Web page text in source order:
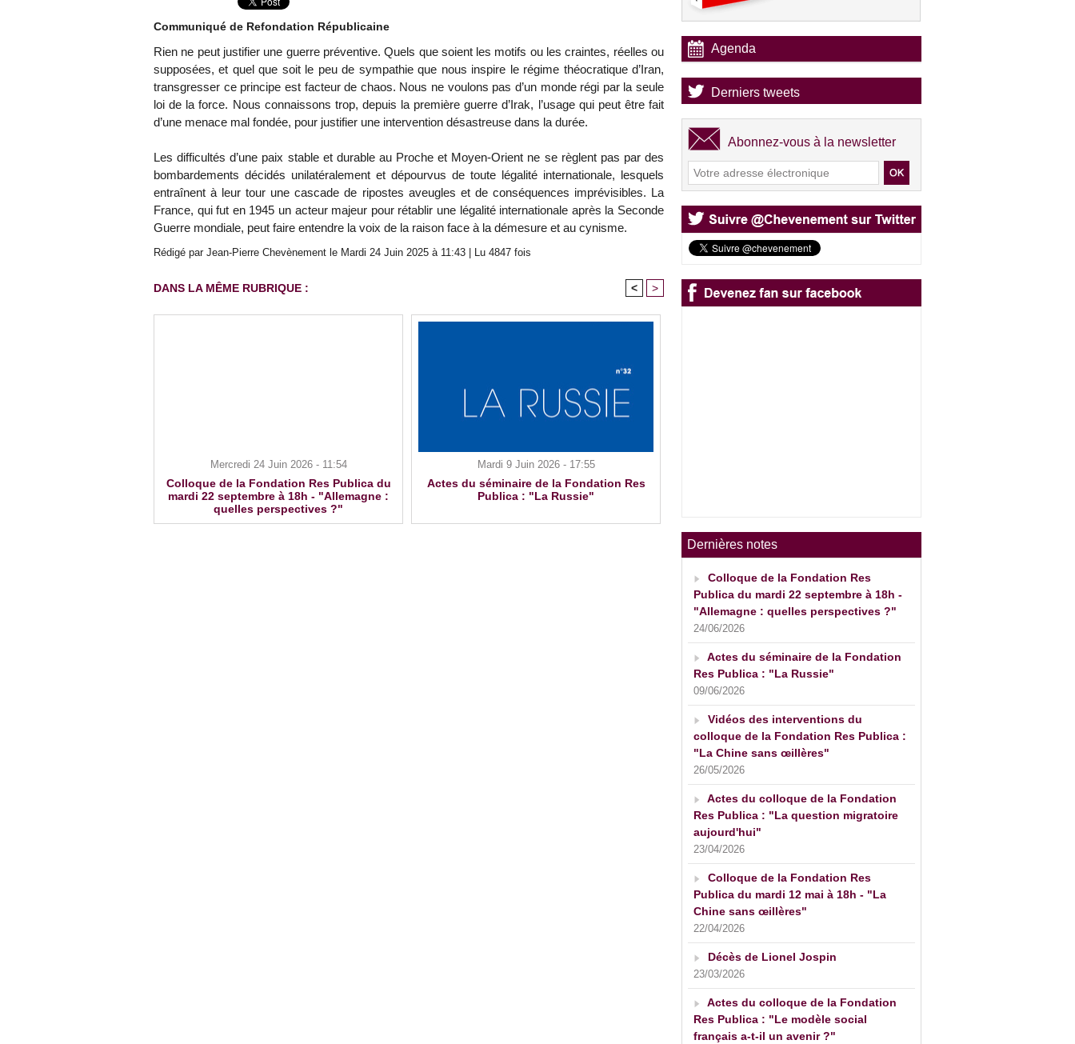
Communiqué de Refondation Républicaine
Rien ne peut justifier une guerre préventive. Quels que soient les motifs ou les craintes, réelles ou
supposées, et quel que soit le peu de sympathie que nous inspire le régime théocratique d’Iran,
transgresser ce principe est facteur de chaos. Nous ne voulons pas d’un monde régi par la seule
loi de la force. Nous connaissons trop, depuis la première guerre d’Irak, l’usage qui peut être fait
d’une menace mal fondée, pour justifier une intervention désastreuse dans la durée.
Les difficultés d’une paix stable et durable au Proche et Moyen-Orient ne se règlent pas par des
bombardements décidés unilatéralement et dépourvus de toute légalité internationale, lesquels
entraînent à leur tour une cascade de ripostes aveugles et de conséquences imprévisibles. La
France, qui fut en 1945 un acteur majeur pour rétablir une légalité internationale après la Seconde
Guerre mondiale, peut faire entendre la voix de la raison face à la démesure et au cynisme.
Rédigé par Jean-Pierre Chevènement le Mardi 24 Juin 2025 à 11:43 | Lu 4847 fois
DANS LA MÊME RUBRIQUE : < >
Mercredi 24 Juin 2026 - 11:54
Colloque de la Fondation Res Publica du
mardi 22 septembre à 18h - "Allemagne :
quelles perspectives ?"
Mardi 9 Juin 2026 - 17:55
Actes du séminaire de la Fondation Res
Publica : "La Russie"
Agenda
Derniers tweets
Abonnez-vous à la newsletter
Dernières notes
Colloque de la Fondation Res
Publica du mardi 22 septembre à 18h -
"Allemagne : quelles perspectives ?"
24/06/2026
Actes du séminaire de la Fondation
Res Publica : "La Russie"
09/06/2026
Vidéos des interventions du
colloque de la Fondation Res Publica :
"La Chine sans œillères"
26/05/2026
Actes du colloque de la Fondation
Res Publica : "La question migratoire
aujourd'hui"
23/04/2026
Colloque de la Fondation Res
Publica du mardi 12 mai à 18h - "La
Chine sans œillères"
22/04/2026
Décès de Lionel Jospin
23/03/2026
Actes du colloque de la Fondation
Res Publica : "Le modèle social
français a-t-il un avenir ?"